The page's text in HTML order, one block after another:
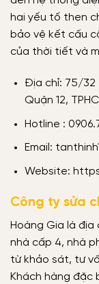
hai yếu tố then
bảo vệ kết cấu
của thời tiết và
Địa chỉ: 75/32
Quận 12,
Hotline :
Email:
Website:
Công ty sửa
Hoàng Gia là địa
nhà cấp 4, nhà
từ khảo sát, tư
Khách hàng đặc